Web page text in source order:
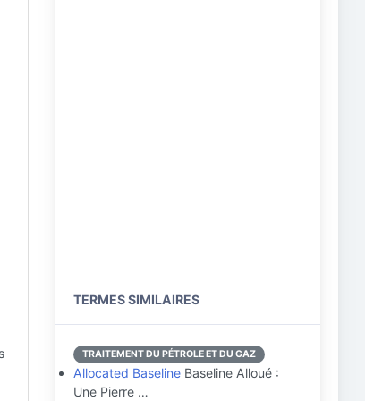
TERMES SIMILAIRES
TRAITEMENT DU PÉTROLE ET DU GAZ
Allocated Baseline Baseline Alloué :
Une Pierre …